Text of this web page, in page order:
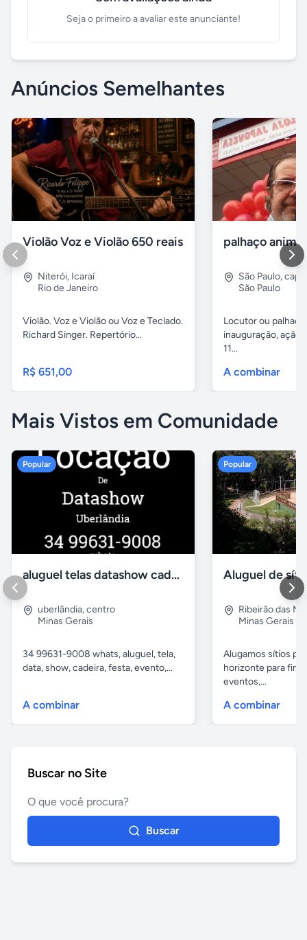
Seja o primeiro a avaliar este anunciante!
Anúncios Semelhantes
Violão Voz e Violão 650 reais
Niterói, Icaraí
Rio de Janeiro
Violão. Voz e Violão ou Voz e Teclado.
Richard Singer. Repertório...
R$ 651,00
São Paulo,
São Paulo
Locutor ou
inauguração, ação
11...
A combinar
Mais Vistos em Comunidade
Popular
aluguel telas datashow cadeiras uberlândia
uberlândia,centro
Minas Gerais
34 99631-9008 whats, aluguel, tela,
data, show, cadeira, festa, evento,...
A combinar
Popular
Ribeirão das
Minas Gerais
Alugamos sítios
horizonte para
eventos,...
A combinar
Buscar no Site
Buscar